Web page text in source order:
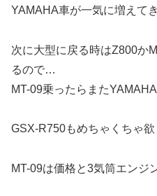
YAMAHA車が一気に増えて
次に大型に戻る時はZ800か
るので…
MT-09乗ったらまた
GSX-R750もめちゃくちゃ
MT-09は価格と3気筒エンジ